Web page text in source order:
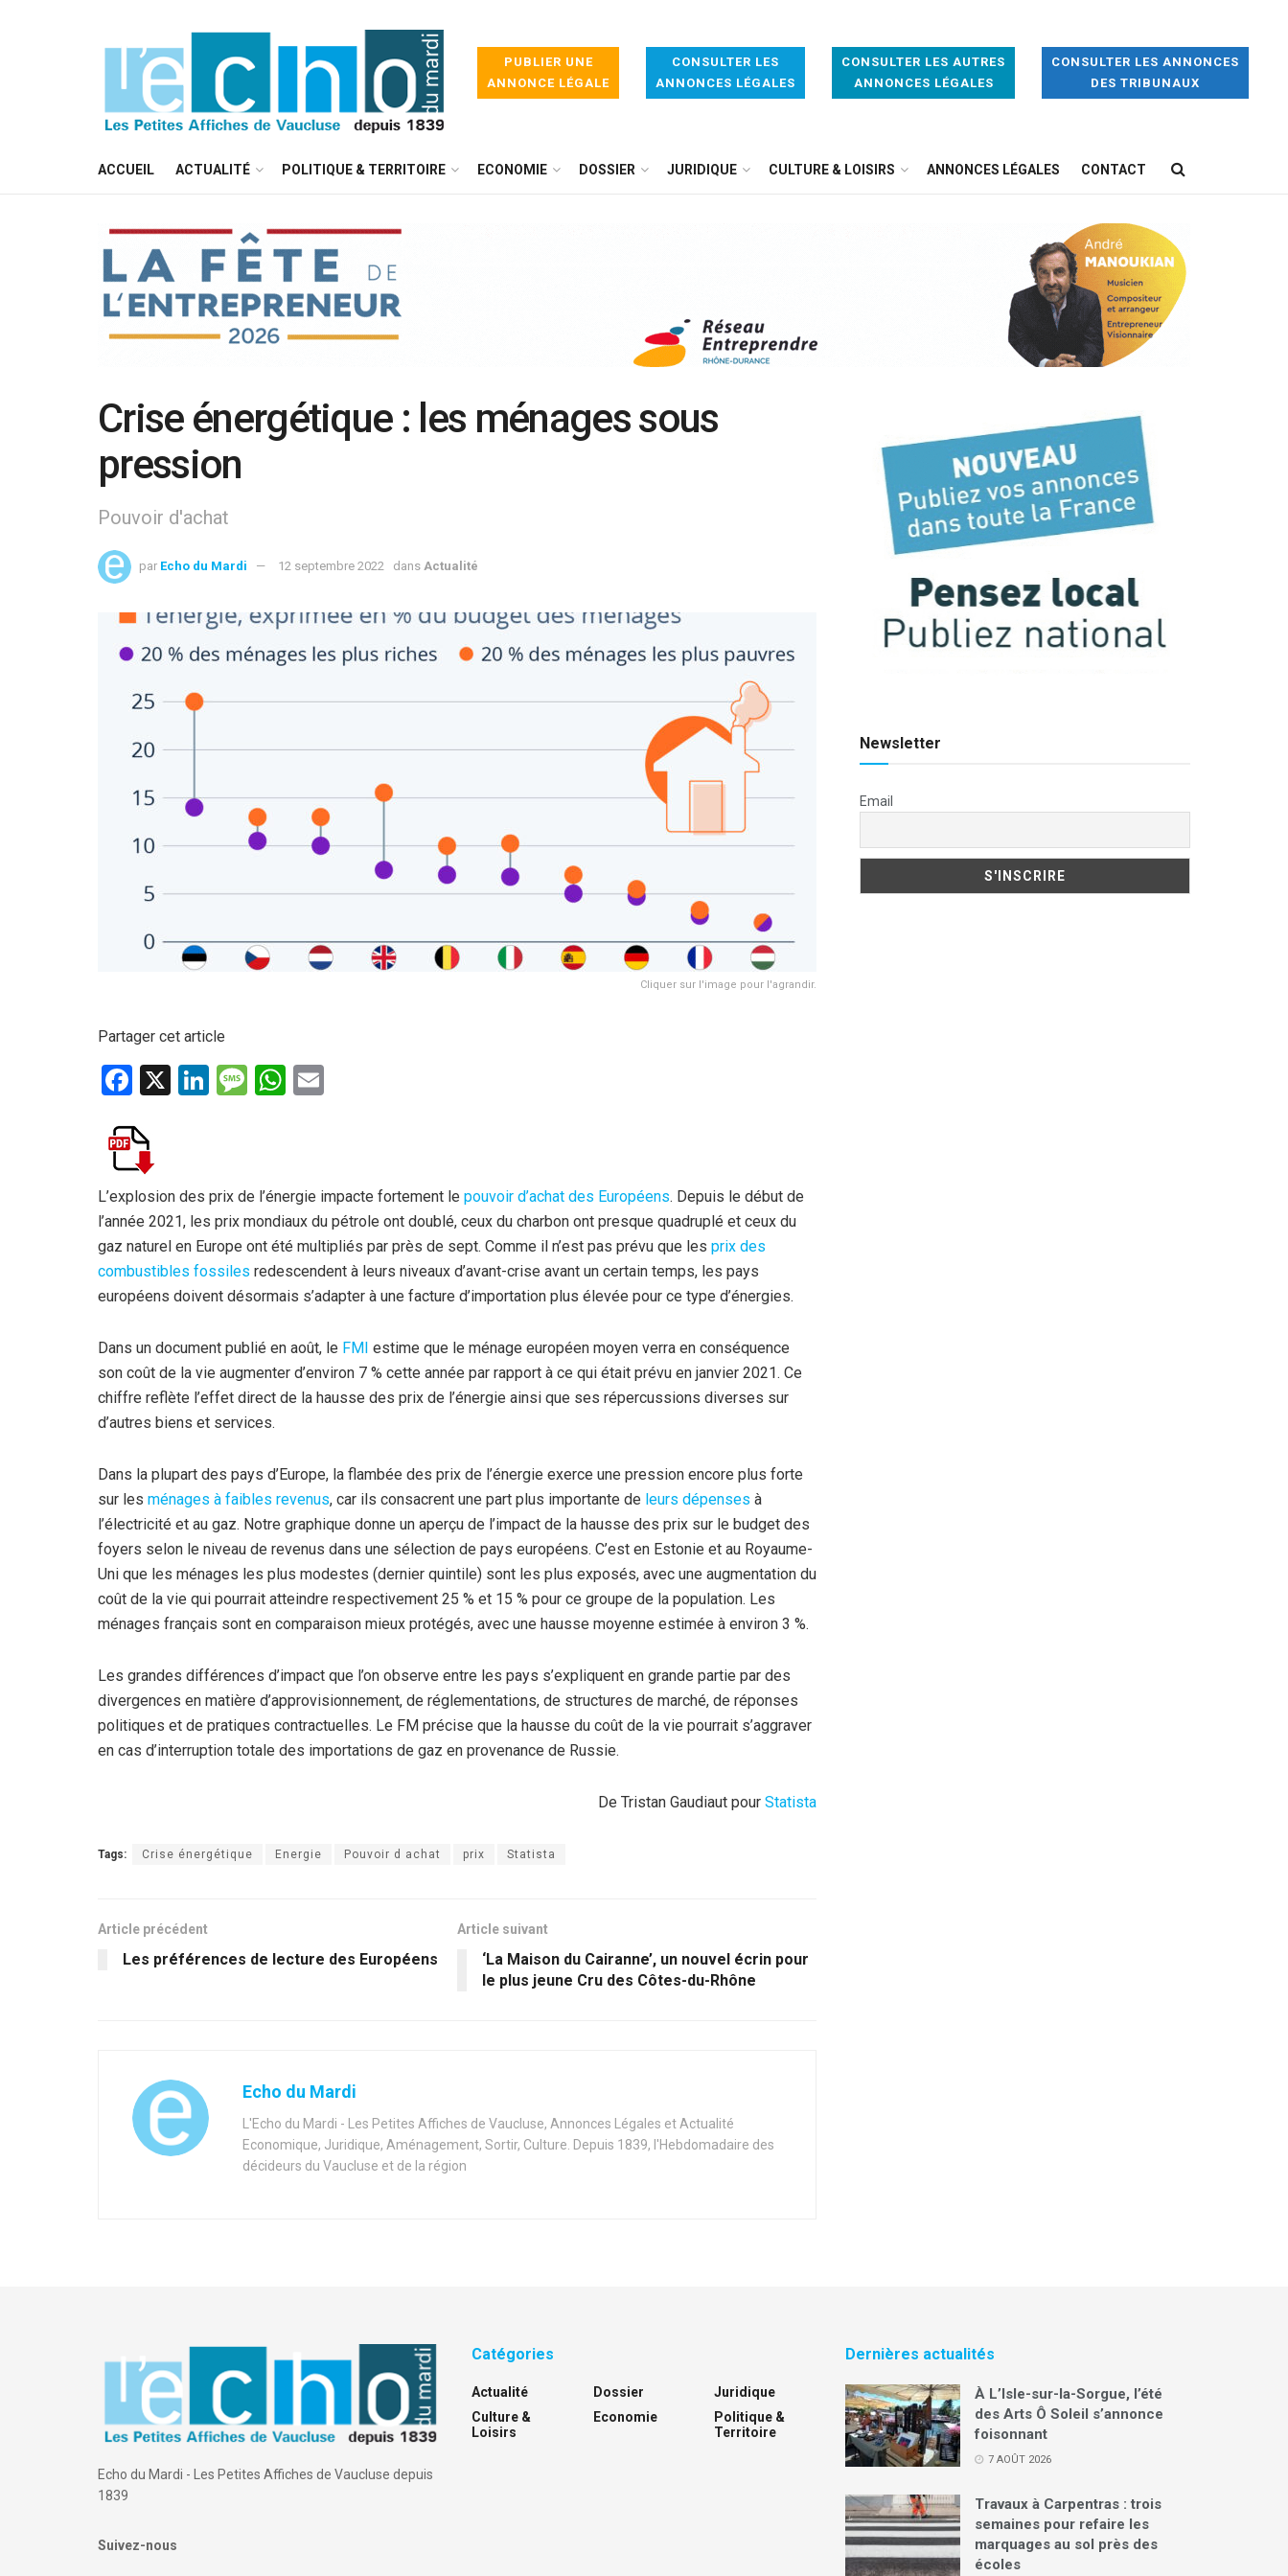
PUBLIER UNE
ANNONCE LÉGALE
CONSULTER LES
ANNONCES LÉGALES
CONSULTER LES AUTRES
ANNONCES LÉGALES
CONSULTER LES ANNONCES
DES TRIBUNAUX
ACCUEIL ACTUALITÉ POLITIQUE & TERRITOIRE ECONOMIE DOSSIER JURIDIQUE CULTURE & LOISIRS ANNONCES LÉGALES CONTACT
Crise énergétique : les ménages sous
pression
Pouvoir d'achat
par Echo du Mardi 12 septembre 2022 dans Actualité
Cliquer sur l'image pour l'agrandir.
Partager cet article
F
ce
b
o
o
k
X
Li
n
M
g
e
W
A
p
p
L’explosion des prix de l’énergie impacte fortement le pouvoir d’achat des Européens. Depuis le début de
l’année 2021, les prix mondiaux du pétrole ont doublé, ceux du charbon ont presque quadruplé et ceux du
gaz naturel en Europe ont été multipliés par près de sept. Comme il n’est pas prévu que les prix des
combustibles fossiles redescendent à leurs niveaux d’avant-crise avant un certain temps, les pays
européens doivent désormais s’adapter à une facture d’importation plus élevée pour ce type d’énergies.
Dans un document publié en août, le FMI estime que le ménage européen moyen verra en conséquence
son coût de la vie augmenter d’environ 7 % cette année par rapport à ce qui était prévu en janvier 2021. Ce
chiffre reflète l’effet direct de la hausse des prix de l’énergie ainsi que ses répercussions diverses sur
d’autres biens et services.
Dans la plupart des pays d’Europe, la flambée des prix de l’énergie exerce une pression encore plus forte
sur les ménages à faibles revenus, car ils consacrent une part plus importante de leurs dépenses à
l’électricité et au gaz. Notre graphique donne un aperçu de l’impact de la hausse des prix sur le budget des
foyers selon le niveau de revenus dans une sélection de pays européens. C’est en Estonie et au Royaume-
Uni que les ménages les plus modestes (dernier quintile) sont les plus exposés, avec une augmentation du
coût de la vie qui pourrait atteindre respectivement 25 % et 15 % pour ce groupe de la population. Les
ménages français sont en comparaison mieux protégés, avec une hausse moyenne estimée à environ 3 %.
Les grandes différences d’impact que l’on observe entre les pays s’expliquent en grande partie par des
divergences en matière d’approvisionnement, de réglementations, de structures de marché, de réponses
politiques et de pratiques contractuelles. Le FM précise que la hausse du coût de la vie pourrait s’aggraver
en cas d’interruption totale des importations de gaz en provenance de Russie.
De Tristan Gaudiaut pour Statista
Tags: Crise énergétique Energie Pouvoir d achat prix Statista
Article précédent
Les préférences de lecture des Européens
Article suivant
‘La Maison du Cairanne’, un nouvel écrin pour
le plus jeune Cru des Côtes-du-Rhône
Echo du Mardi
L'Echo du Mardi - Les Petites Affiches de Vaucluse, Annonces Légales et Actualité
Economique, Juridique, Aménagement, Sortir, Culture. Depuis 1839, l'Hebdomadaire des
décideurs du Vaucluse et de la région
Newsletter
Email
Echo du Mardi - Les Petites Affiches de Vaucluse depuis
1839
Suivez-nous
Catégories
Actualité
Culture &
Loisirs
Dossier
Economie
Juridique
Politique &
Territoire
Dernières actualités
À L’Isle-sur-la-Sorgue, l’été
des Arts Ô Soleil s’annonce
foisonnant
7 AOÛT 2026
Travaux à Carpentras : trois
semaines pour refaire les
marquages au sol près des
écoles